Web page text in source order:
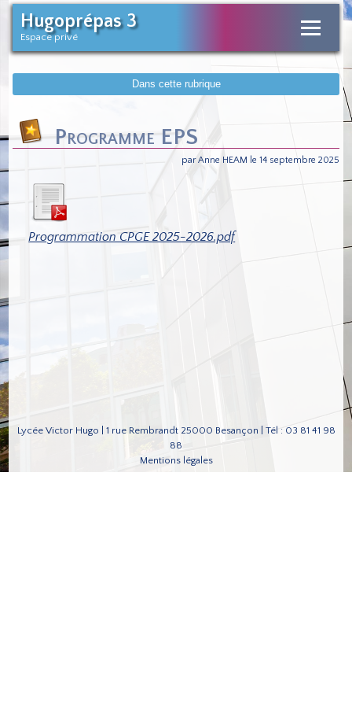
Hugoprépas 3
Espace privé
Dans cette rubrique
Programme EPS
par Anne HEAM le 14 septembre 2025
Programmation CPGE 2025-2026.pdf
Lycée Victor Hugo | 1 rue Rembrandt 25000 Besançon | Tél : 03 81 41 98
88
Mentions légales